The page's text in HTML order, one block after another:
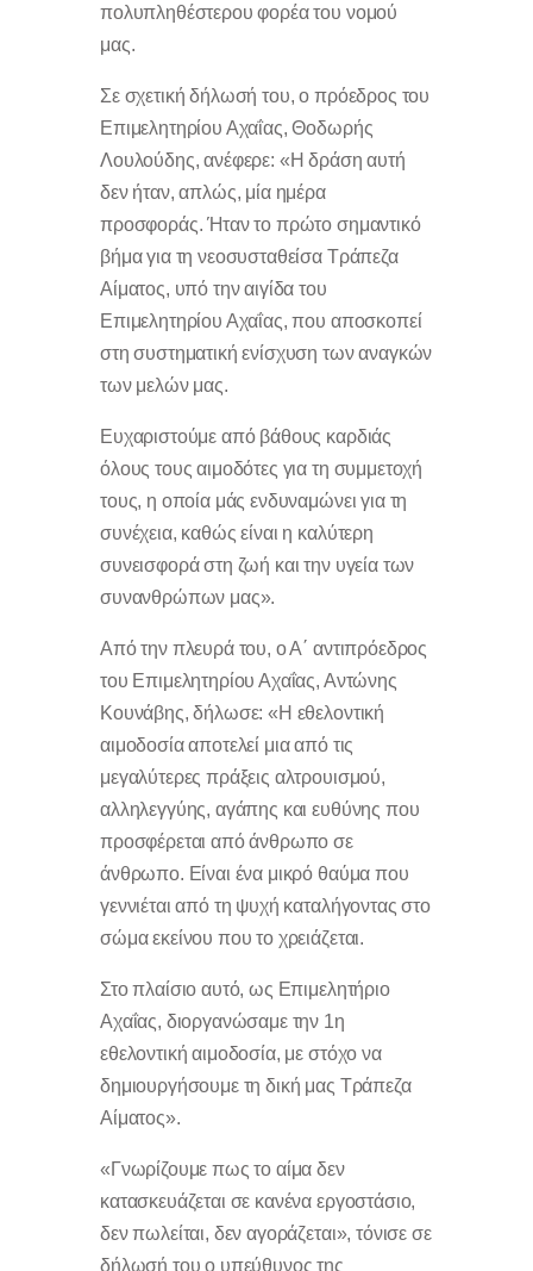
πολυπληθέστερου φορέα του νομού
μας.
Σε σχετική δήλωσή του, ο πρόεδρος του
Επιμελητηρίου Αχαΐας, Θοδωρής
Λουλούδης, ανέφερε: «Η δράση αυτή
δεν ήταν, απλώς, μία ημέρα
προσφοράς. Ήταν το πρώτο σημαντικό
βήμα για τη νεοσυσταθείσα Τράπεζα
Αίματος, υπό την αιγίδα του
Επιμελητηρίου Αχαΐας, που αποσκοπεί
στη συστηματική ενίσχυση των αναγκών
των μελών μας.
Ευχαριστούμε από βάθους καρδιάς
όλους τους αιμοδότες για τη συμμετοχή
τους, η οποία μάς ενδυναμώνει για τη
συνέχεια, καθώς είναι η καλύτερη
συνεισφορά στη ζωή και την υγεία των
συνανθρώπων μας».
Από την πλευρά του, ο Α΄ αντιπρόεδρος
του Επιμελητηρίου Αχαΐας, Αντώνης
Κουνάβης, δήλωσε: «Η εθελοντική
αιμοδοσία αποτελεί μια από τις
μεγαλύτερες πράξεις αλτρουισμού,
αλληλεγγύης, αγάπης και ευθύνης που
προσφέρεται από άνθρωπο σε
άνθρωπο. Είναι ένα μικρό θαύμα που
γεννιέται από τη ψυχή καταλήγοντας στο
σώμα εκείνου που το χρειάζεται.
Στο πλαίσιο αυτό, ως Επιμελητήριο
Αχαΐας, διοργανώσαμε την 1η
εθελοντική αιμοδοσία, με στόχο να
δημιουργήσουμε τη δική μας Τράπεζα
Αίματος».
«Γνωρίζουμε πως το αίμα δεν
κατασκευάζεται σε κανένα εργοστάσιο,
δεν πωλείται, δεν αγοράζεται», τόνισε σε
δήλωσή του ο υπεύθυνος της